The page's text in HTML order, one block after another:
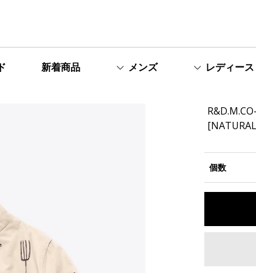
新着商品 メンズ レディース
個数